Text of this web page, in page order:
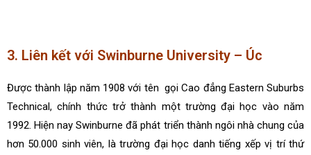
3. Liên kết với Swinburne University – Úc
Được thành lập năm 1908 với tên gọi Cao đẳng Eastern Suburbs
Technical, chính thức trở thành một trường đại học vào năm
1992. Hiện nay Swinburne đã phát triển thành ngôi nhà chung của
hơn 50.000 sinh viên, là trường đại học danh tiếng xếp vị trí thứ